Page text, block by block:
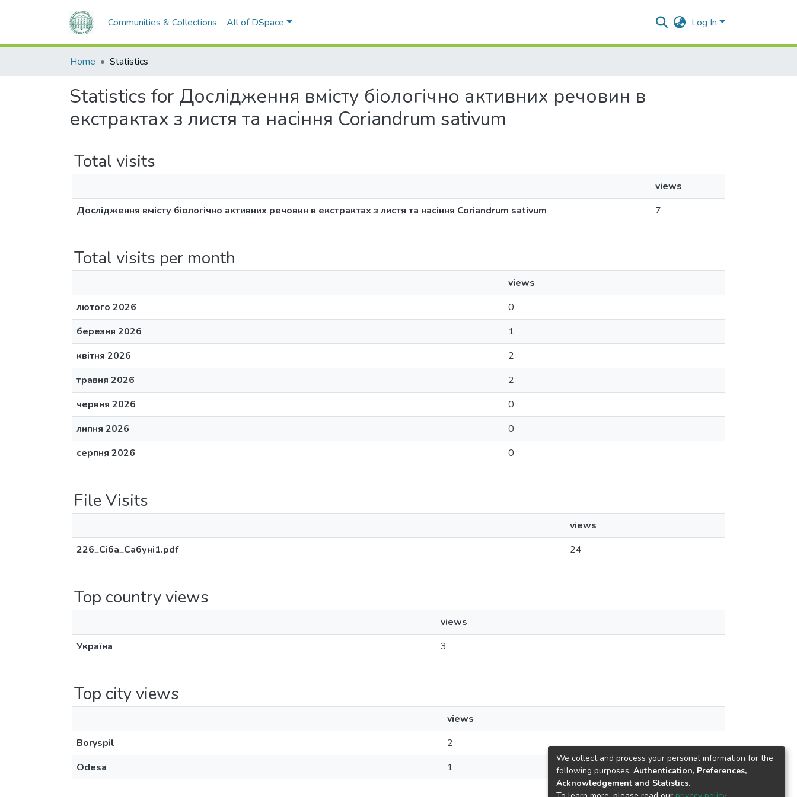
Communities & Collections All of DSpace Log In
Home Statistics
Statistics for Дослідження вмісту біологічно активних речовин в
екстрактах з листя та насіння Coriandrum sativum
Total visits
views
Дослідження вмісту біологічно активних речовин в екстрактах з листя та насіння Coriandrum sativum
7
Total visits per month
views
лютого 2026
0
березня 2026
1
квітня 2026
2
травня 2026
2
червня 2026
0
липня 2026
0
серпня 2026
0
File Visits
views
226_Сіба_Сабуні1.pdf
24
Top country views
views
Україна
3
Top city views
views
Boryspil
2
Odesa
1
We collect and process your personal information for the
following purposes: Authentication, Preferences,
Acknowledgement and Statistics.